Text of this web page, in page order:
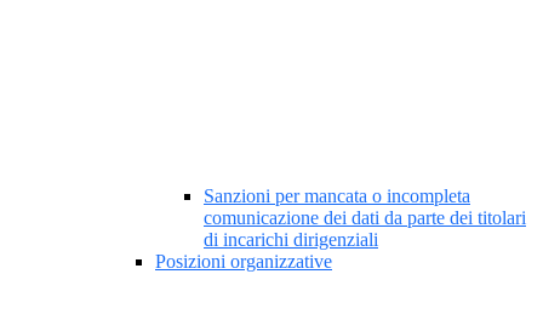
Sanzioni per mancata o incompleta
comunicazione dei dati da parte dei titolari
di incarichi dirigenziali
Posizioni organizzative